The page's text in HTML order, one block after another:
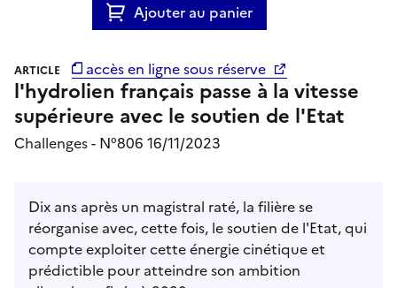
Ajouter au panier
accès en ligne sous réserve
ARTICLE
l'hydrolien français passe à la vitesse
supérieure avec le soutien de l'Etat
Challenges - N°806 16/11/2023
Dix ans après un magistral raté, la filière se
réorganise avec, cette fois, le soutien de l'Etat, qui
compte exploiter cette énergie cinétique et
prédictible pour atteindre son ambition